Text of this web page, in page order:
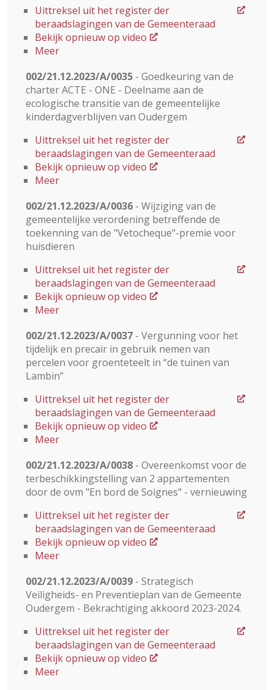
Uittreksel uit het register der
beraadslagingen van de Gemeenteraad
Bekijk opnieuw op video
Meer
002/21.12.2023/A/0035 - Goedkeuring van de
charter ACTE - ONE - Deelname aan de
ecologische transitie van de gemeentelijke
kinderdagverblijven van Oudergem
Uittreksel uit het register der
beraadslagingen van de Gemeenteraad
Bekijk opnieuw op video
Meer
002/21.12.2023/A/0036 - Wijziging van de
gemeentelijke verordening betreffende de
toekenning van de "Vetocheque"-premie voor
huisdieren
Uittreksel uit het register der
beraadslagingen van de Gemeenteraad
Bekijk opnieuw op video
Meer
002/21.12.2023/A/0037 - Vergunning voor het
tijdelijk en precair in gebruik nemen van
percelen voor groenteteelt in “de tuinen van
Lambin”
Uittreksel uit het register der
beraadslagingen van de Gemeenteraad
Bekijk opnieuw op video
Meer
002/21.12.2023/A/0038 - Overeenkomst voor de
terbeschikkingstelling van 2 appartementen
door de ovm "En bord de Soignes" - vernieuwing
Uittreksel uit het register der
beraadslagingen van de Gemeenteraad
Bekijk opnieuw op video
Meer
002/21.12.2023/A/0039 - Strategisch
Veiligheids- en Preventieplan van de Gemeente
Oudergem - Bekrachtiging akkoord 2023-2024.
Uittreksel uit het register der
beraadslagingen van de Gemeenteraad
Bekijk opnieuw op video
Meer